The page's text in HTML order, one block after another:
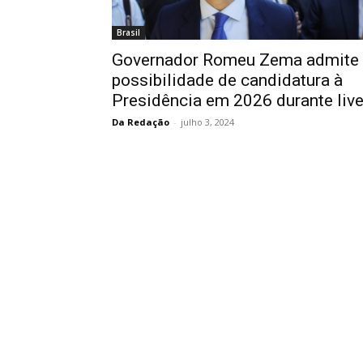
Brasil
Governador Romeu Zema admite
possibilidade de candidatura à
Presidência em 2026 durante live
Da Redação - julho 3, 2024